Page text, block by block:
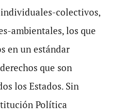
colectivos,
ambientales, los que
en un estándar
que son
los Estados. Sin
Política